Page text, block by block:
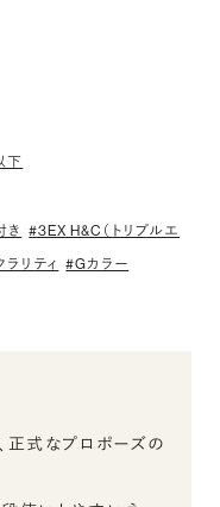
下
き #3EX H&C（トリプルエ
ラリティ #Gカラー
正式なプロポーズの